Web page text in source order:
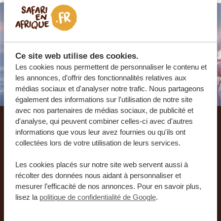
Ce site web utilise des cookies.
Les cookies nous permettent de personnaliser le contenu et
les annonces, d'offrir des fonctionnalités relatives aux
médias sociaux et d'analyser notre trafic. Nous partageons
également des informations sur l'utilisation de notre site
avec nos partenaires de médias sociaux, de publicité et
d'analyse, qui peuvent combiner celles-ci avec d'autres
informations que vous leur avez fournies ou qu'ils ont
collectées lors de votre utilisation de leurs services.
Les cookies placés sur notre site web servent aussi à
récolter des données nous aidant à personnaliser et
mesurer l’efficacité de nos annonces. Pour en savoir plus,
lisez la politique de confidentialité de Google.
Laissez-nous créer votre
voyage sur mesure
RECEVEZ UN DEVIS GRATUIT, SANS
ENGAGEMENT